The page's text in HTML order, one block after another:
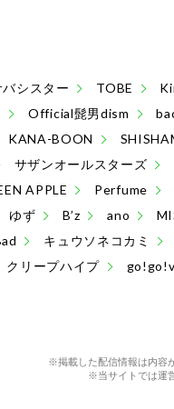
バシスター TOBE
Official髭男dism
KANA-BOON
サザンオールスターズ
APPLE Perfume
ゆず B’z ano
キュウソネコカミ
クリープハイプ
※掲載した配信情報は内容
※当サイトでは運